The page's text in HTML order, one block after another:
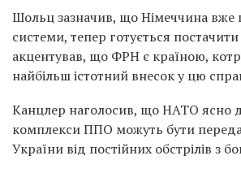
Шольц зазначив, що Німеччина вже
системи, тепер готується
акцентував, що ФРН є країною,
найбільш істотний внесок у цю
Канцлер наголосив, що НАТО ясно
комплекси ППО можуть бути
України від постійних обстрілів з